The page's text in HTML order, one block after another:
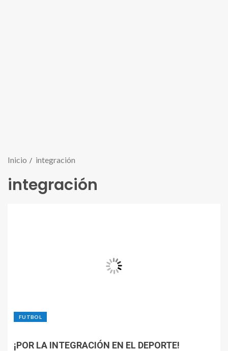
Inicio integración
integración
FUTBOL
¡POR LA INTEGRACIÓN EN EL DEPORTE!